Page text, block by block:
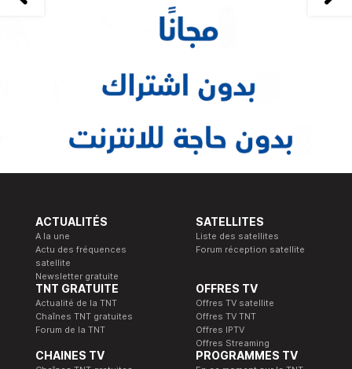
ACTUALITÉS
A la une
Actu des fréquences
satellite
Newsletter gratuite
SATELLITES
Liste des satellites
Forum réception satellite
TNT GRATUITE
Actualité de la TNT
Chaînes TNT gratuites
Forum de la TNT
OFFRES TV
Offres TV satellite
Offres TV TNT
Offres IPTV
Offres Streaming
CHAINES TV PROGRAMMES TV